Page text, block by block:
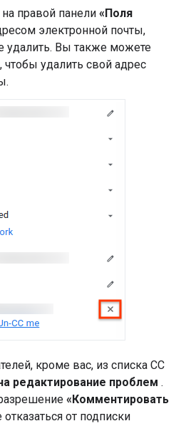
на правой панели «Поля
электронной почты,
удалить. Вы также можете
, чтобы удалить свой адрес
кроме вас, из списка CC
редактирование проблем .
«Комментировать
от подписки